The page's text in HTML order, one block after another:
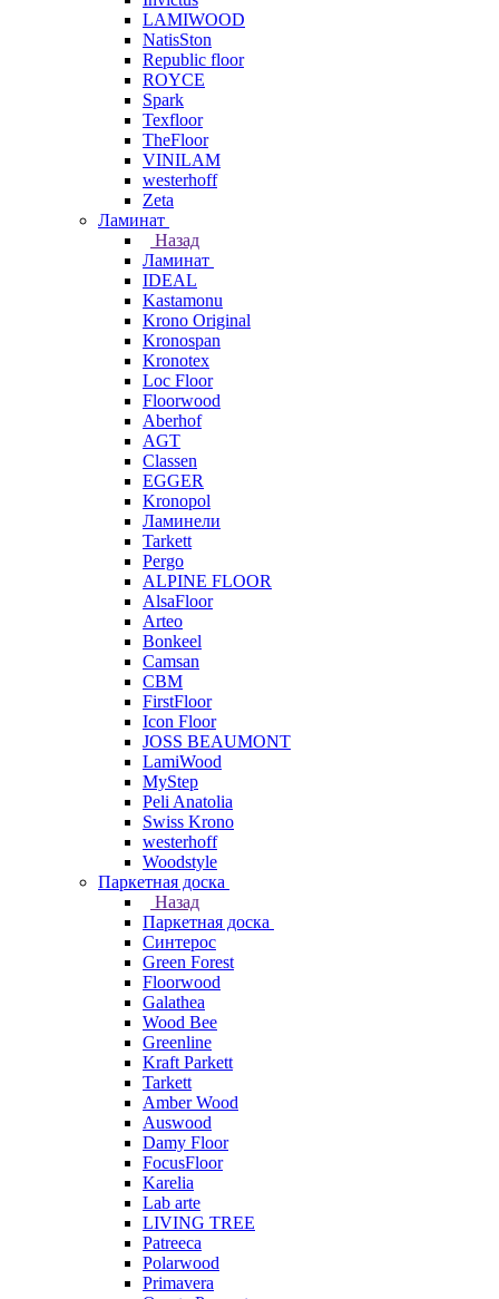
LAMIWOOD
NatisSton
Republic floor
ROYCE
Spark
Texfloor
TheFloor
VINILAM
westerhoff
Zeta
Ламинат
Назад
Ламинат
IDEAL
Kastamonu
Krono Original
Kronospan
Kronotex
Loc Floor
Floorwood
Aberhof
AGT
Classen
EGGER
Kronopol
Ламинели
Tarkett
Pergo
ALPINE FLOOR
AlsaFloor
Arteo
Bonkeel
Camsan
CBM
FirstFloor
Icon Floor
JOSS BEAUMONT
LamiWood
MyStep
Peli Anatolia
Swiss Krono
westerhoff
Woodstyle
Паркетная доска
Назад
Паркетная доска
Синтерос
Green Forest
Floorwood
Galathea
Wood Bee
Greenline
Kraft Parkett
Tarkett
Amber Wood
Auswood
Damy Floor
FocusFloor
Karelia
Lab arte
LIVING TREE
Patreeca
Polarwood
Primavera